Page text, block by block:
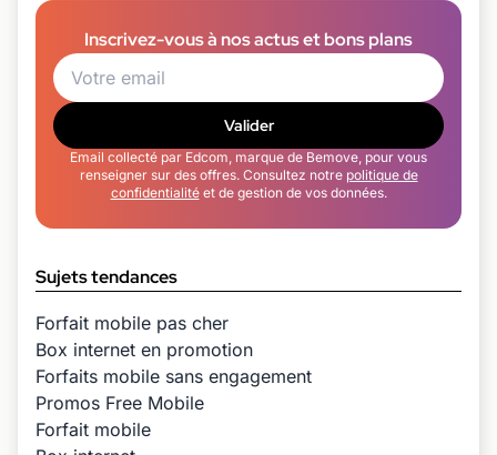
Inscrivez-vous à nos actus et bons plans
Valider
Email collecté par Edcom, marque de Bemove, pour vous
renseigner sur des offres. Consultez notre politique de
confidentialitéet de gestion de vos données.
Sujets tendances
Forfait mobile pas cher
Box internet en promotion
Forfaits mobile sans engagement
Promos Free Mobile
Forfait mobile